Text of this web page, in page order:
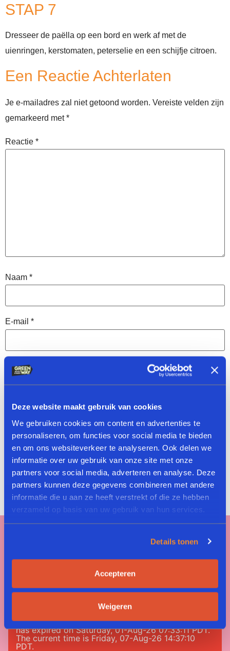
Deze website maakt gebruik van cookies
We gebruiken cookies om content en advertenties te
personaliseren, om functies voor social media te bieden
en om ons websiteverkeer te analyseren. Ook delen we
informatie over uw gebruik van onze site met onze
partners voor social media, adverteren en analyse. Deze
partners kunnen deze gegevens combineren met andere
informatie die u aan ze heeft verstrekt of die ze hebben
verzameld op basis van uw gebruik van hun services.
Details tonen
Accepteren
Weigeren
STAP 7
Dresseer de paëlla op een bord en werk af met de
uienringen, kerstomaten, peterselie en een schijfje citroen.
Een Reactie Achterlaten
Je e-mailadres zal niet getoond worden. Vereiste velden zijn
gemarkeerd met*
Reactie *
Naam *
E-mail *
Website
Bewaar mijn naam, e-mailadres en website in deze browser
voor de volgende keer wanneer ik een reactie plaats.
#nomeatnononsense
Error: 190: Error validating access token: Session
has expired on Saturday, 01-Aug-26 07:33:11 PDT.
The current time is Friday, 07-Aug-26 14:37:10
PDT.